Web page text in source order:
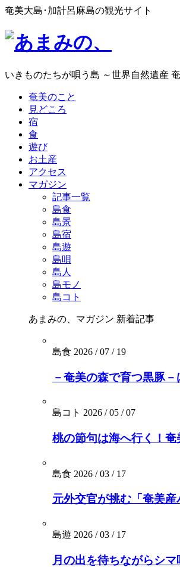
奄美大島･加計呂麻島の観光サイト
いきものたちが唄う島 ～世界自然遺産
奄美のこと
見どころ
宿
食
遊び
お土産
アクセス
マガジン
記事一覧
島食
島景
島宿
島遊
島唄
島人
島モノ
島コト
あまみの、マガジン 新着記事
島食 2026 / 07 / 19
－奄美の森で育つ黒豚
島コト 2026 / 05 / 07
桃の節句は海へ行く！
島食 2026 / 03 / 17
元外交官が挑む「奄美
島遊 2026 / 03 / 17
月の出を待ちながらシ